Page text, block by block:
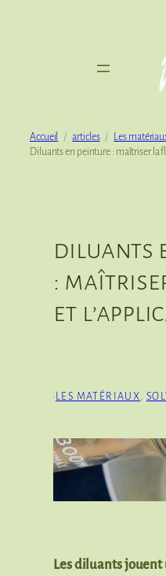
Accueil articles
Les
Diluants en peinture : maîtriser la
diluants
:
et
· LES MATÉRIAUX,
Les diluants